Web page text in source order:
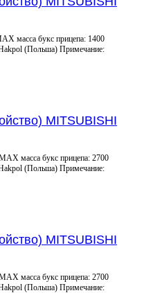
масса букс прицепа: 1400
(Польша) Примечание:
MITSUBISHI
масса букс прицепа: 2700
(Польша) Примечание:
MITSUBISHI
масса букс прицепа: 2700
(Польша) Примечание: